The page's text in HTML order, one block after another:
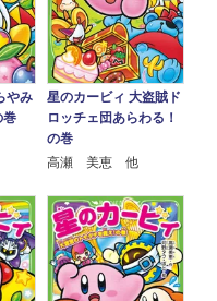
やみ
巻
星のカービィ 大盗賊ド
ロッチェ団あらわる！
の巻
高瀬 美恵 他